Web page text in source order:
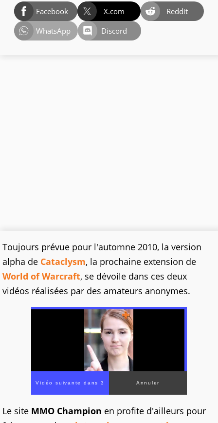
Facebook X.com
Reddit
WhatsApp
Discord
Toujours prévue pour l'automne 2010, la version
alpha de Cataclysm, la prochaine extension de
World of Warcraft, se dévoile dans ces deux
vidéos réalisées par des amateurs anonymes.
Vidéo suivante dans 1 Annuler
Le site MMO Champion en profite d'ailleurs pour